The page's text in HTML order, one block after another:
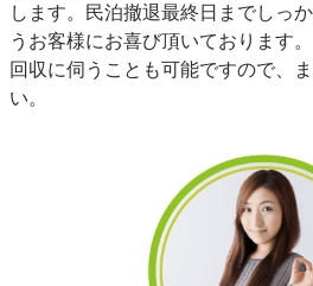
します。民泊撤退最終日までしっ
うお客様にお喜び頂いております
回収に伺うことも可能ですので、
い。